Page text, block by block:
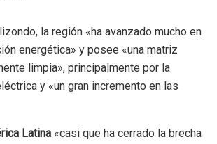
la región «ha avanzado mucho en
energética» y posee «una matriz
limpia», principalmente por la
y «un gran incremento en las
Latina «casi que ha cerrado la brecha